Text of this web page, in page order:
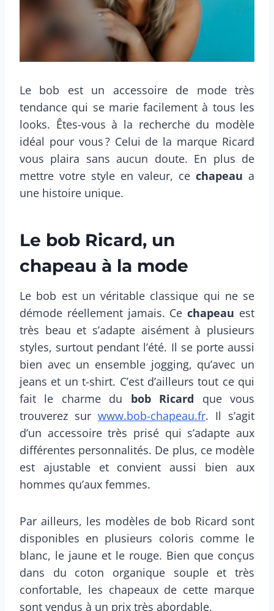
Le bob est un accessoire de mode très
tendance qui se marie facilement à tous les
looks. Êtes-vous à la recherche du modèle
idéal pour vous ? Celui de la marque Ricard
vous plaira sans aucun doute. En plus de
mettre votre style en valeur, cechapeaua
une histoire unique.
Le bob Ricard, un
chapeau à la mode
Le bob est un véritable classique qui ne se
démode réellement jamais. Ce chapeau est
très beau et s’adapte aisément à plusieurs
styles, surtout pendant l’été. Il se porte aussi
bien avec un ensemble jogging, qu’avec un
jeans et un t-shirt. C’est d’ailleurs tout ce qui
fait le charme du bob Ricard que vous
trouverez sur www.bob-chapeau.fr. Il s’agit
d’un accessoire très prisé qui s’adapte aux
différentes personnalités. De plus, ce modèle
est ajustable et convient aussi bien aux
hommes qu’aux femmes.
Par ailleurs, les modèles de bob Ricard sont
disponibles en plusieurs coloris comme le
blanc, le jaune et le rouge. Bien que conçus
dans du coton organique souple et très
confortable, les chapeaux de cette marque
sont vendus à un prix très abordable.